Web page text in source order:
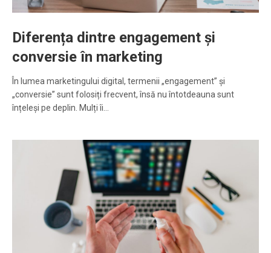
Diferența dintre engagement și
conversie în marketing
În lumea marketingului digital, termenii „engagement” și
„conversie” sunt folosiți frecvent, însă nu întotdeauna sunt
înțeleși pe deplin. Mulți îi…